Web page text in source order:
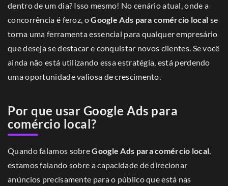
dentro de um dia? Isso mesmo! No cenário atual, onde a
concorrência é feroz, oGoogle Ads para comércio local se
torna uma ferramenta essencial para qualquer empresário
que deseja se destacar e conquistar novos clientes. Se você
ainda não está utilizando essa estratégia, está perdendo
uma oportunidade valiosa de crescimento.
Por que usar Google Ads para
comércio local?
Quando falamos sobreGoogle Ads para comércio local
estamos falando sobre a capacidade de direcionar
anúncios precisamente para o público que está nas